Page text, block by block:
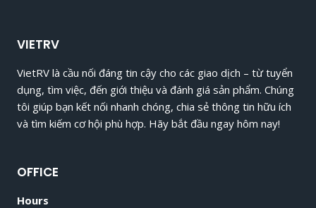
GIÁ
SẢN
PHẨM
[TP.HCM]
VIETRV
VietRV là cầu nối đáng tin cậy cho các giao dịch – từ tuyển
dụng, tìm việc, đến giới thiệu và đánh giá sản phẩm. Chúng
tôi giúp bạn kết nối nhanh chóng, chia sẻ thông tin hữu ích
và tìm kiếm cơ hội phù hợp. Hãy bắt đầu ngay hôm nay!
OFFICE
Hours